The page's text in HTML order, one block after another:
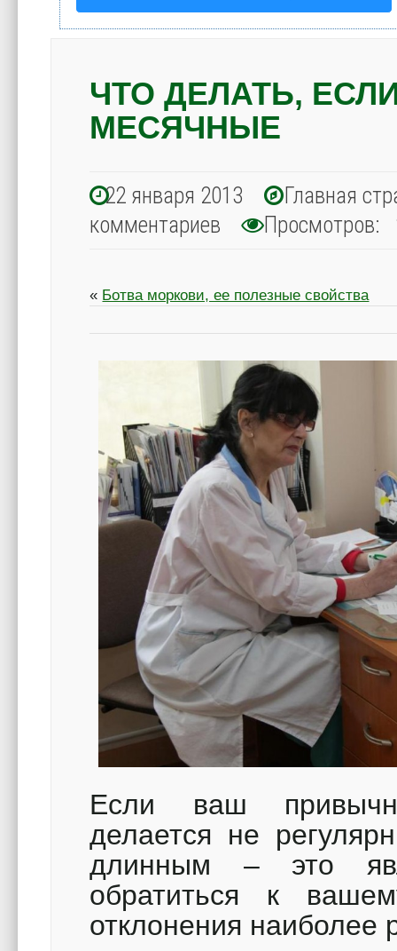
ЧТО ДЕЛАТЬ,
МЕСЯЧНЫЕ
22 января 2013
Главная
комментариев
Просмотров:
« Ботва моркови, ее полезные свойства
Если ваш
делается не
длинным – это
обратиться к
отклонения наиболее